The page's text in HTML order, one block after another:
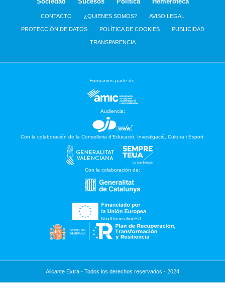
CONTACTO ¿QUIENES SOMOS? AVISO LEGAL
PROTECCIÓN DE DATOS POLÍTICA DE COOKIES PUBLICIDAD
TRANSPARENCIA
Formamos parte de:
Audiencia:
Con la colaboración de la Conselleria d’Educació, Investigació, Cultura i Esport:
Con la colaboración de:
Alicante Extra - Todos los derechos reservados - 2024